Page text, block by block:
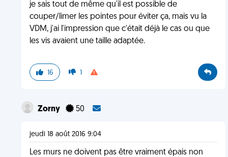
je sais tout de même qu'il est possible de
couper/limer les pointes pour éviter ça, mais vu la
VDM, j'ai l'impression que c'était déjà le cas ou que
les vis avaient une taille adaptée.
16 1
Zorny 50
jeudi 18 août 2016 9:04
Les murs ne doivent pas être vraiment épais non